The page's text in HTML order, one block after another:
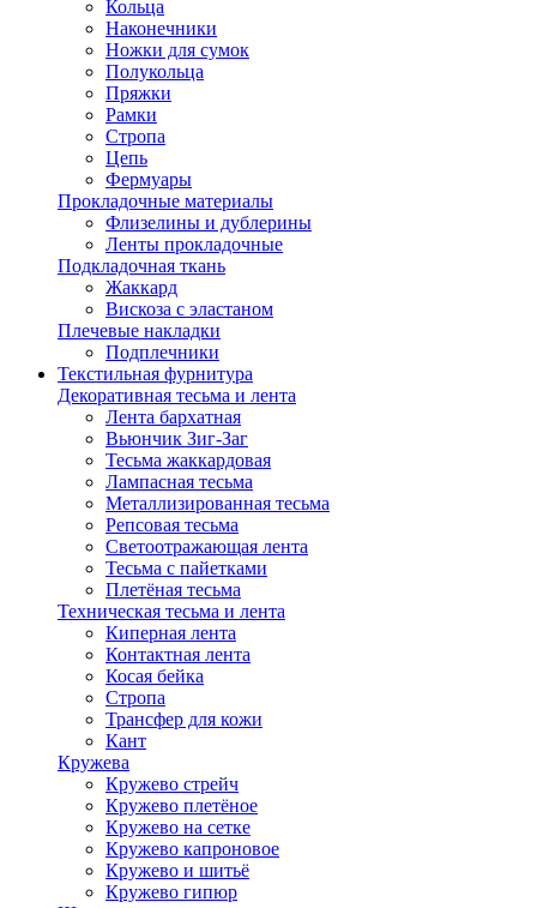
Кольца
Наконечники
Ножки для сумок
Полукольца
Пряжки
Рамки
Стропа
Цепь
Фермуары
Прокладочные материалы
Флизелины и дублерины
Ленты прокладочные
Подкладочная ткань
Жаккард
Вискоза с эластаном
Плечевые накладки
Подплечники
Текстильная фурнитура
Декоративная тесьма и лента
Лента бархатная
Вьюнчик Зиг-Заг
Тесьма жаккардовая
Лампасная тесьма
Металлизированная тесьма
Репсовая тесьма
Светоотражающая лента
Тесьма с пайетками
Плетёная тесьма
Техническая тесьма и лента
Киперная лента
Контактная лента
Косая бейка
Стропа
Трансфер для кожи
Кант
Кружева
Кружево стрейч
Кружево плетёное
Кружево на сетке
Кружево капроновое
Кружево и шитьё
Кружево гипюр